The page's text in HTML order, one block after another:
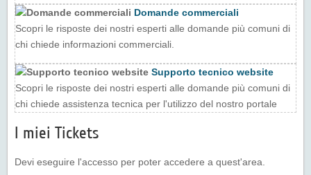
Domande commerciali
Scopri le risposte dei nostri esperti alle domande più comuni di
chi chiede informazioni commerciali.
Supporto tecnico website
Scopri le risposte dei nostri esperti alle domande più comuni di
chi chiede assistenza tecnica per l'utilizzo del nostro portale
I miei Tickets
Devi eseguire l'accesso per poter accedere a quest'area.